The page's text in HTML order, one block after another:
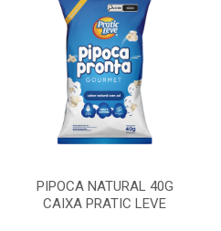
PIPOCA NATURAL 40G
CAIXA PRATIC LEVE